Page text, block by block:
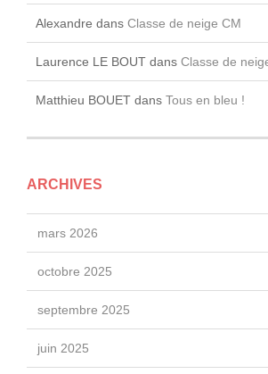
Alexandre dans Classe de neige CM
Laurence LE BOUT dans Classe de
Matthieu BOUET dans Tous en bleu !
ARCHIVES
mars 2026
octobre 2025
septembre 2025
juin 2025